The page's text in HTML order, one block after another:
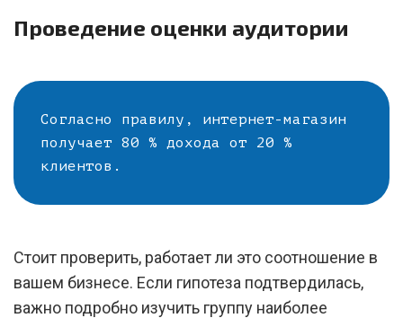
Проведение оценки аудитории
Согласно правилу, интернет-магазин
получает 80 % дохода от 20 %
клиентов.
Стоит проверить, работает ли это соотношение в
вашем бизнесе. Если гипотеза подтвердилась,
важно подробно изучить группу наиболее